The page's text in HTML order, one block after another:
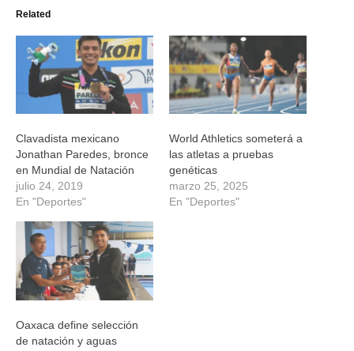
abre
una
ventana
nueva)
una
ventana
nueva)
una
ventana
nueva)
una
ventana
nueva)
Related
Clavadista mexicano
Jonathan Paredes, bronce
en Mundial de Natación
julio 24, 2019
En "Deportes"
World Athletics someterá a
las atletas a pruebas
genéticas
marzo 25, 2025
En "Deportes"
Oaxaca define selección
de natación y aguas